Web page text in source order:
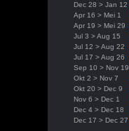
Dec 28 > Jan 12
Apr 16 > Mei 1
Apr 19 > Mei 29
Jul 3 > Aug 15
Jul 12 > Aug 22
Jul 17 > Aug 26
Sep 10 > Nov 19
Okt 2 > Nov 7
Okt 20 > Dec 9
Nov 6 > Dec 1
Dec 4 > Dec 18
Dec 17 > Dec 27